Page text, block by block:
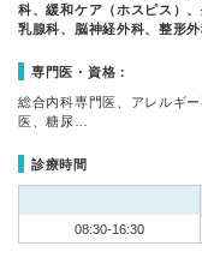
科、緩和ケア（ホスピス）
乳腺科、脳神経外科、整形
専門医・資格：
総合内科専門医、アレルギ
医、糖尿…
診療時間
08:30-16:30